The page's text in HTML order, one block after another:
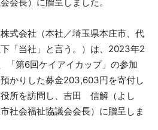
式会社（本社／埼玉県本庄市、代
「当社」と言う。）は、2023年2
「第6回ケイアイカップ」の参加
かりした募金203,603円を寄付し
所を訪問し、吉田 信解（よし
社会福祉協議会会長）に贈呈しま